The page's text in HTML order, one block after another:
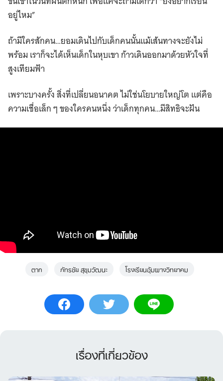
อยู่ไหม”
ถ้ามีใครสักคน…ยอมเดินไปกับเด็กคนนั้นแม้เส้นทางจะยังไม่
พร้อม เราก็จะได้เห็นเด็กในหุบเขา ก้าวเดินออกมาด้วยหัวใจที่
สูงเทียมฟ้า
เพราะบางครั้ง สิ่งที่เปลี่ยนอนาคต ไม่ใช่นโยบายใหญ่โต แต่คือ
ความเชื่อเล็ก ๆ ของใครคนหนึ่ง ว่าเด็กทุกคน…มีสิทธิจะฝัน
ตาก ภัทรชัย สุขุมวัฒนะ โรงเรียนอุ้มผางวิทยาคม
เรื่องที่เกี่ยวข้อง